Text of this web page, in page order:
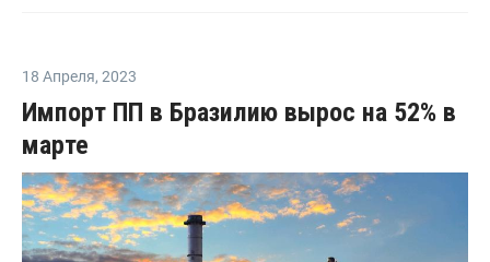
18 Апреля, 2023
Импорт ПП в Бразилию вырос на 52% в
марте